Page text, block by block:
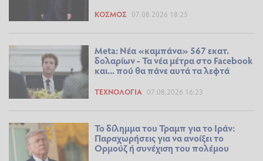
ΚΌΣΜΟΣ 07.08.2026 18:25
Meta: Νέα «καμπάνα» 567 εκατ.
δολαρίων - Τα νέα μέτρα στο Facebook
και... πού θα πάνε αυτά τα λεφτά
ΤΕΧΝΟΛΟΓΊΑ 07.08.2026 16:23
Το δίλημμα του Τραμπ για το Ιράν:
Παραχωρήσεις για να ανοίξει το
Ορμούζ ή συνέχιση του πολέμου